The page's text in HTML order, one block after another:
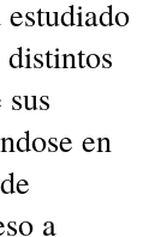
en
a